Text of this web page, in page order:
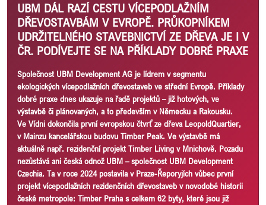
UBM DÁL RAZÍ CESTU VÍCEPODLAŽNÍM
DŘEVOSTAVBÁM V EVROPĚ. PRŮKOPNÍKEM
UDRŽITELNÉHO STAVEBNICTVÍ ZE DŘEVA JE I V
ČR. PODÍVEJTE SE NA PŘÍKLADY DOBRÉ PRAXE
Společnost UBM Development AG je lídrem v segmentu
ekologických vícepodlažních dřevostaveb ve střední Evropě. Příklady
dobré praxe dnes ukazuje na řadě projektů – již hotových, ve
výstavbě či plánovaných, a to především v Německu a Rakousku.
Ve Vídni dokončila první evropskou čtvrť ze dřeva LeopoldQuartier,
v Mainzu kancelářskou budovu Timber Peak. Ve výstavbě má
aktuálně např. rezidenční projekt Timber Living v Mnichově. Pozadu
nezůstává ani česká odnož UBM – společnost UBM Development
Czechia. Ta v roce 2024 postavila v Praze-Řeporyjích vůbec první
projekt vícepodlažních rezidenčních dřevostaveb v novodobé historii
české metropole: Timber Praha s celkem 62 byty, které jsou již